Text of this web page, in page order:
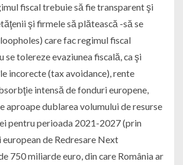
fiscal trebuie să fie transparent şi
şi firmele să plătească -să se
care fac regimul fiscal
se tolereze evaziunea fiscală, ca şi
incorecte (tax avoidance), rente
intensă de fonduri europene,
aproape dublarea volumului de resurse
pentru perioada 2021-2027 (prin
de Redresare Next
750 miliarde euro, din care România ar